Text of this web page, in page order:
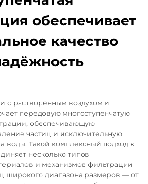
обеспечивает
качество
с растворённым воздухом и
передовую многоступенчатую
обеспечивающую
частиц и исключительную
воды. Такой комплексный подход к
несколько типов
и механизмов фильтрации
широкого диапазона размеров — от